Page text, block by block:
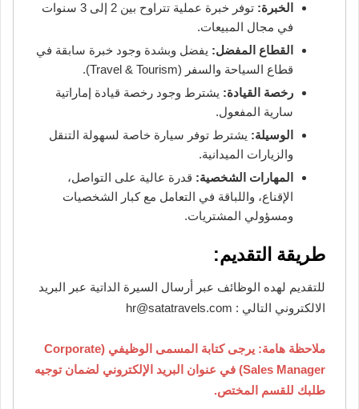
الخبرة:
توفر خبرة عملية تتراوح بين 2 إلى 3 سنوات
في مجال المبيعات.
القطاع المفضل: يفضل وبشدة وجود خبرة سابقة في
قطاع السياحة والسفر (Travel & Tourism).
رخصة القيادة: يشترط وجود رخصة قيادة إماراتية
سارية المفعول.
الوسيلة: يشترط توفر سيارة خاصة لسهولة التنقل
والزيارات الميدانية.
المهارات الشخصية: قدرة عالية على التواصل،
الإقناع، واللباقة في التعامل مع كبار الشخصيات
ومسؤولي المشتريات.
طريقة التقديم:
للتقديم لهده الوظائف عبر أرسال السيرة الداتية عبر البريد
الالكتروني التالي : hr@satatravels.com
ملاحظة هامة: يرجى كتابة المسمى الوظيفي (Corporate
Sales Manager) في عنوان البريد الإلكتروني لضمان توجيه
طلبك للقسم المختص.